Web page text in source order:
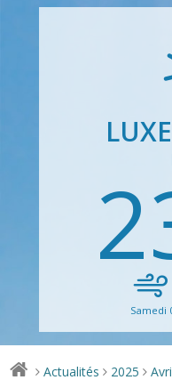
Samedi
> Actualités > 2025 >